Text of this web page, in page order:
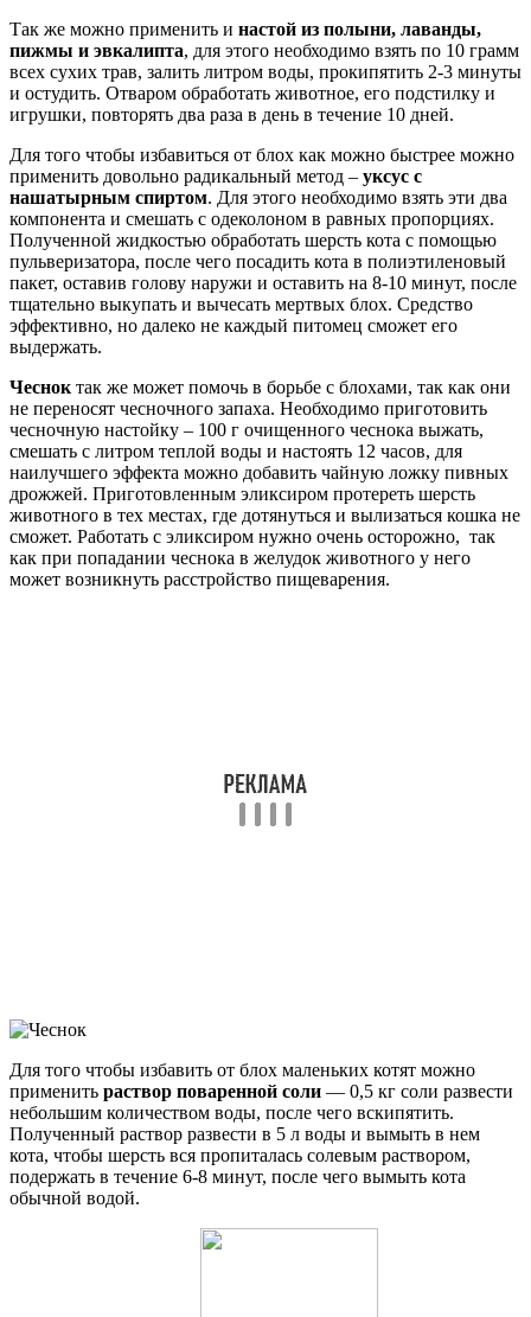
Так же можно применить и настой из полыни, лаванды,
пижмы и эвкалипта, для этого необходимо взять по 10 грамм
всех сухих трав, залить литром воды, прокипятить 2-3 минуты
и остудить. Отваром обработать животное, его подстилку и
игрушки, повторять два раза в день в течение 10 дней.
Для того чтобы избавиться от блох как можно быстрее можно
применить довольно радикальный метод – уксус с
нашатырным спиртом. Для этого необходимо взять эти два
компонента и смешать с одеколоном в равных пропорциях.
Полученной жидкостью обработать шерсть кота с помощью
пульверизатора, после чего посадить кота в полиэтиленовый
пакет, оставив голову наружи и оставить на 8-10 минут, после
тщательно выкупать и вычесать мертвых блох. Средство
эффективно, но далеко не каждый питомец сможет его
выдержать.
Чесноктак же может помочь в борьбе с блохами, так как они
не переносят чесночного запаха. Необходимо приготовить
чесночную настойку – 100 г очищенного чеснока выжать,
смешать с литром теплой воды и настоять 12 часов, для
наилучшего эффекта можно добавить чайную ложку пивных
дрожжей. Приготовленным эликсиром протереть шерсть
животного в тех местах, где дотянуться и вылизаться кошка не
сможет. Работать с эликсиром нужно очень осторожно, так
как при попадании чеснока в желудок животного у него
может возникнуть расстройство пищеварения.
Для того чтобы избавить от блох маленьких котят можно
применить раствор поваренной соли — 0,5 кг соли развести
небольшим количеством воды, после чего вскипятить.
Полученный раствор развести в 5 л воды и вымыть в нем
кота, чтобы шерсть вся пропиталась солевым раствором,
подержать в течение 6-8 минут, после чего вымыть кота
обычной водой.